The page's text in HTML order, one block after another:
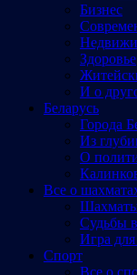
Бизнес
Здоровье
И о
Беларусь
Города
Из
О
Все о
Судьбы
Игра для
Спорт
Все о